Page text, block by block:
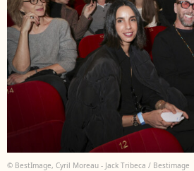
© BestImage, Cyril Moreau - Jack Tribeca / Bestimage